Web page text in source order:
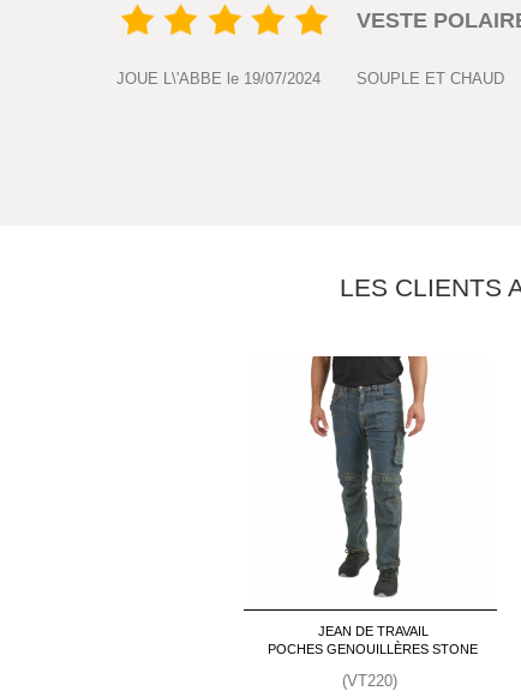
VESTE
JOUE L\'ABBE le 19/07/2024 SOUPLE ET CHAUD
LES CLIENTS
JEAN DE TRAVAIL
POCHES GENOUILLÈRES STONE
(VT220)